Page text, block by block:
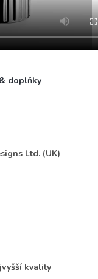
doplňky
Ltd. (UK)
kvality